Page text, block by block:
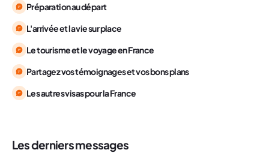
Préparation au départ
L'arrivée et la vie sur place
Le tourisme et le voyage en France
Partagez vos témoignages et vos bons plans
Les autres visas pour la France
Les derniers messages